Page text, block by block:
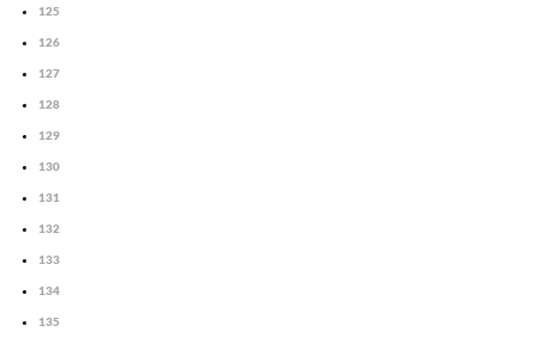
125
126
127
128
129
130
131
132
133
134
135